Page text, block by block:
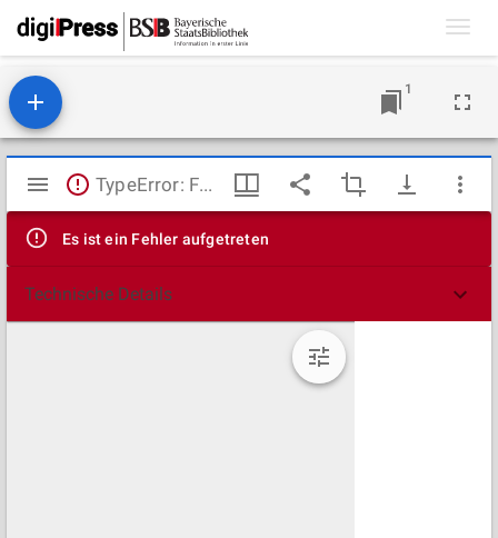
1
Mirador
Viewer
TypeError: Failed to fetch
Es ist ein Fehler aufgetreten
Technische Details